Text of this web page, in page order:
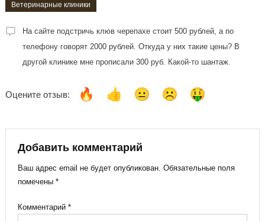
Ветеринарные клиники
На сайте подстричь клюв черепахе стоит 500 рублей, а по
телефону говорят 2000 рублей. Откуда у них такие цены? В
другой клинике мне прописали 300 руб. Какой-то шантаж.
Оцените отзыв:
Добавить комментарий
Ваш адрес email не будет опубликован. Обязательные поля
помечены *
Комментарий *